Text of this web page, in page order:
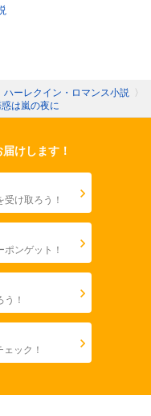
ハーレクイン・ロマンス小説 〉
は嵐の夜に
けします！
け取ろう！
ンゲット！
！
ック！